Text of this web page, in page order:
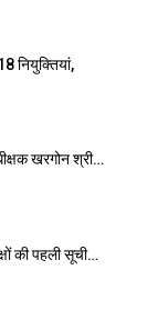
नियुक्तियां,
खरगोन श्री…
की पहली सूची…